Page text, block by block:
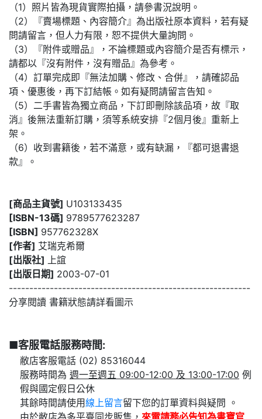
（1）照片皆為現貨實際拍攝，請參書況說明。
（2）『賣場標題、內容簡介』為出版社原本資料，若有疑
問請留言，但人力有限，恕不提供大量詢問。
（3）『附件或贈品』，不論標題或內容簡介是否有標示，
請都以『沒有附件，沒有贈品』為參考。
（4）訂單完成即『無法加購、修改、合併』，請確認品
項、優惠後，再下訂結帳。如有疑問請留言告知。
（5）二手書皆為獨立商品，下訂即刪除該品項，故『取
消』後無法重新訂購，須等系統安排『2個月後』重新上
架。
（6）收到書籍後，若不滿意，或有缺漏，『都可退書退
款』。
[商品主貨號] U103133435
[ISBN-13碼] 9789577623287
[ISBN] 957762328X
[作者] 艾瑞克希爾
[出版社]
上誼
[出版日期] 2003-07-01
-----------------------------------------------------------
分享閱讀 書籍狀態請詳看圖示
■客服電話服務時間:
敝店客服電話 (02) 85316044
服務時間為 週一至週五 09:00-12:00 及 13:00-17:00 例
假與國定假日公休
其餘時間請使用線上留言
留下您的訂單資料與疑問 。
由於敝店為多平臺同步販售， 來電請務必告知為書寶官